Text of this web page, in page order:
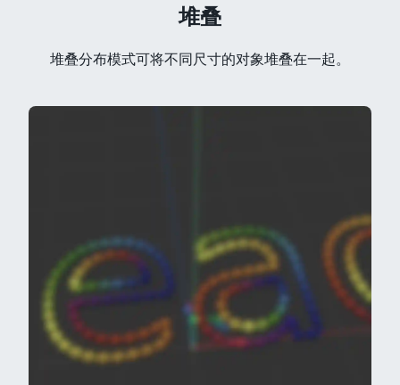
堆叠
堆叠分布模式可将不同尺寸的对象堆叠在一起。